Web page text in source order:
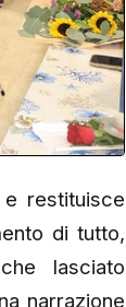
restituisce
di tutto,
lasciato
narrazione